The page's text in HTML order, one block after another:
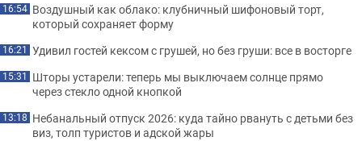
16:54 Воздушный как облако: клубничный шифоновый торт,
который сохраняет форму
16:21 Удивил гостей кексом с грушей, но без груши: все в восторге
15:31 Шторы устарели: теперь мы выключаем солнце прямо
через стекло одной кнопкой
13:18 Небанальный отпуск 2026: куда тайно рвануть с детьми без
виз, толп туристов и адской жары